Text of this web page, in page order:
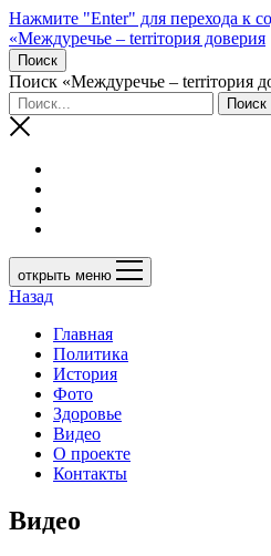
Нажмите "Enter" для перехода к
«Междуречье – terriтория доверия
Поиск
Поиск «Междуречье – terriтория
открыть меню
Назад
Главная
Политика
История
Фото
Здоровье
Видео
О проекте
Контакты
Видео